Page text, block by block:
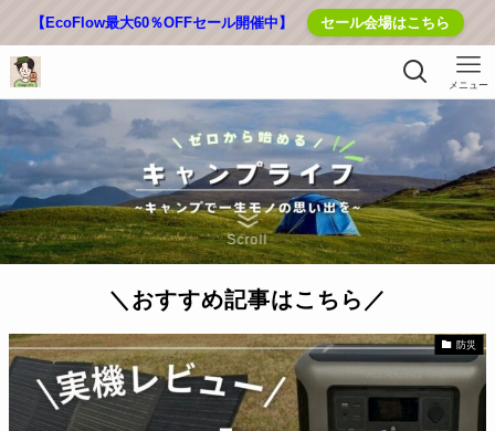
【EcoFlow最大60％OFFセール開催中】 セール会場はこちら
メニュー
Scroll
＼おすすめ記事はこちら／
防災